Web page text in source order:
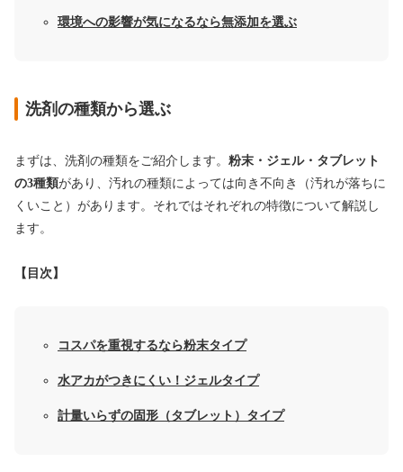
環境への影響が気になるなら無添加を選ぶ
洗剤の種類から選ぶ
まずは、洗剤の種類をご紹介します。 粉末・ジェル・タブレット
の3種類があり、汚れの種類によっては向き不向き（汚れが落ちに
くいこと）があります。それではそれぞれの特徴について解説し
ます。
【目次】
コスパを重視するなら粉末タイプ
水アカがつきにくい！ジェルタイプ
計量いらずの固形（タブレット）タイプ